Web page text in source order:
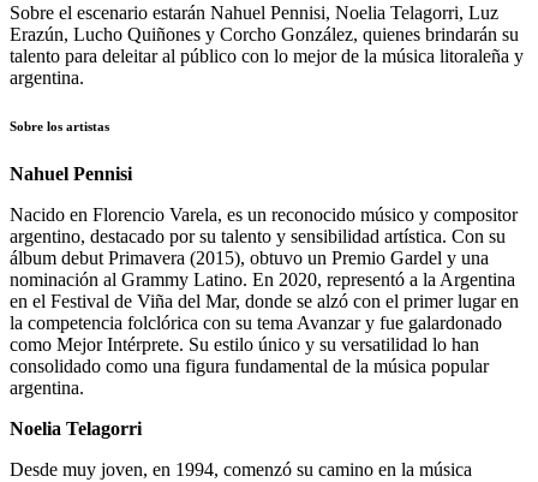
Sobre el escenario estarán Nahuel Pennisi, Noelia Telagorri, Luz
Erazún, Lucho Quiñones y Corcho González, quienes brindarán su
talento para deleitar al público con lo mejor de la música litoraleña y
argentina.
Sobre los artistas
Nahuel Pennisi
Nacido en Florencio Varela, es un reconocido músico y compositor
argentino, destacado por su talento y sensibilidad artística. Con su
álbum debut Primavera (2015), obtuvo un Premio Gardel y una
nominación al Grammy Latino. En 2020, representó a la Argentina
en el Festival de Viña del Mar, donde se alzó con el primer lugar en
la competencia folclórica con su tema Avanzar y fue galardonado
como Mejor Intérprete. Su estilo único y su versatilidad lo han
consolidado como una figura fundamental de la música popular
argentina.
Noelia Telagorri
Desde muy joven, en 1994, comenzó su camino en la música